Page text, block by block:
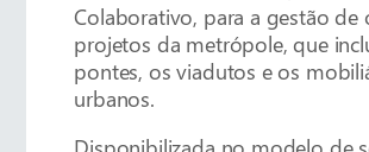
Colaborativo, para a gestão de
projetos da metrópole, que
pontes, os viadutos e os
urbanos.